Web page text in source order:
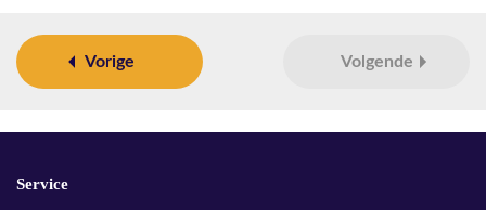
Vorige Volgende
Service